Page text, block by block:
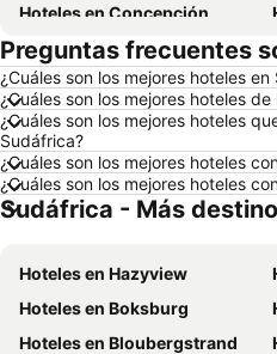
Hoteles en Concepción
Hoteles en La Serena
Hoteles en Lima
Hoteles en San Andrés
Hoteles en Chillán
Hoteles en Curazao
Hoteles en Región Metropolitana de Santiago
Hoteles en Cerdeña
Hoteles en Provincia de Osorno
Preguntas frecuentes
¿Cuáles son los mejores hoteles en
¿Cuáles son los mejores hoteles
¿Cuáles son los mejores hoteles
Sudáfrica?
¿Cuáles son los mejores hoteles
¿Cuáles son los mejores hoteles
Sudáfrica - Más
Hoteles en Hazyview
Hoteles en Boksburg
Hoteles en Bloubergstrand